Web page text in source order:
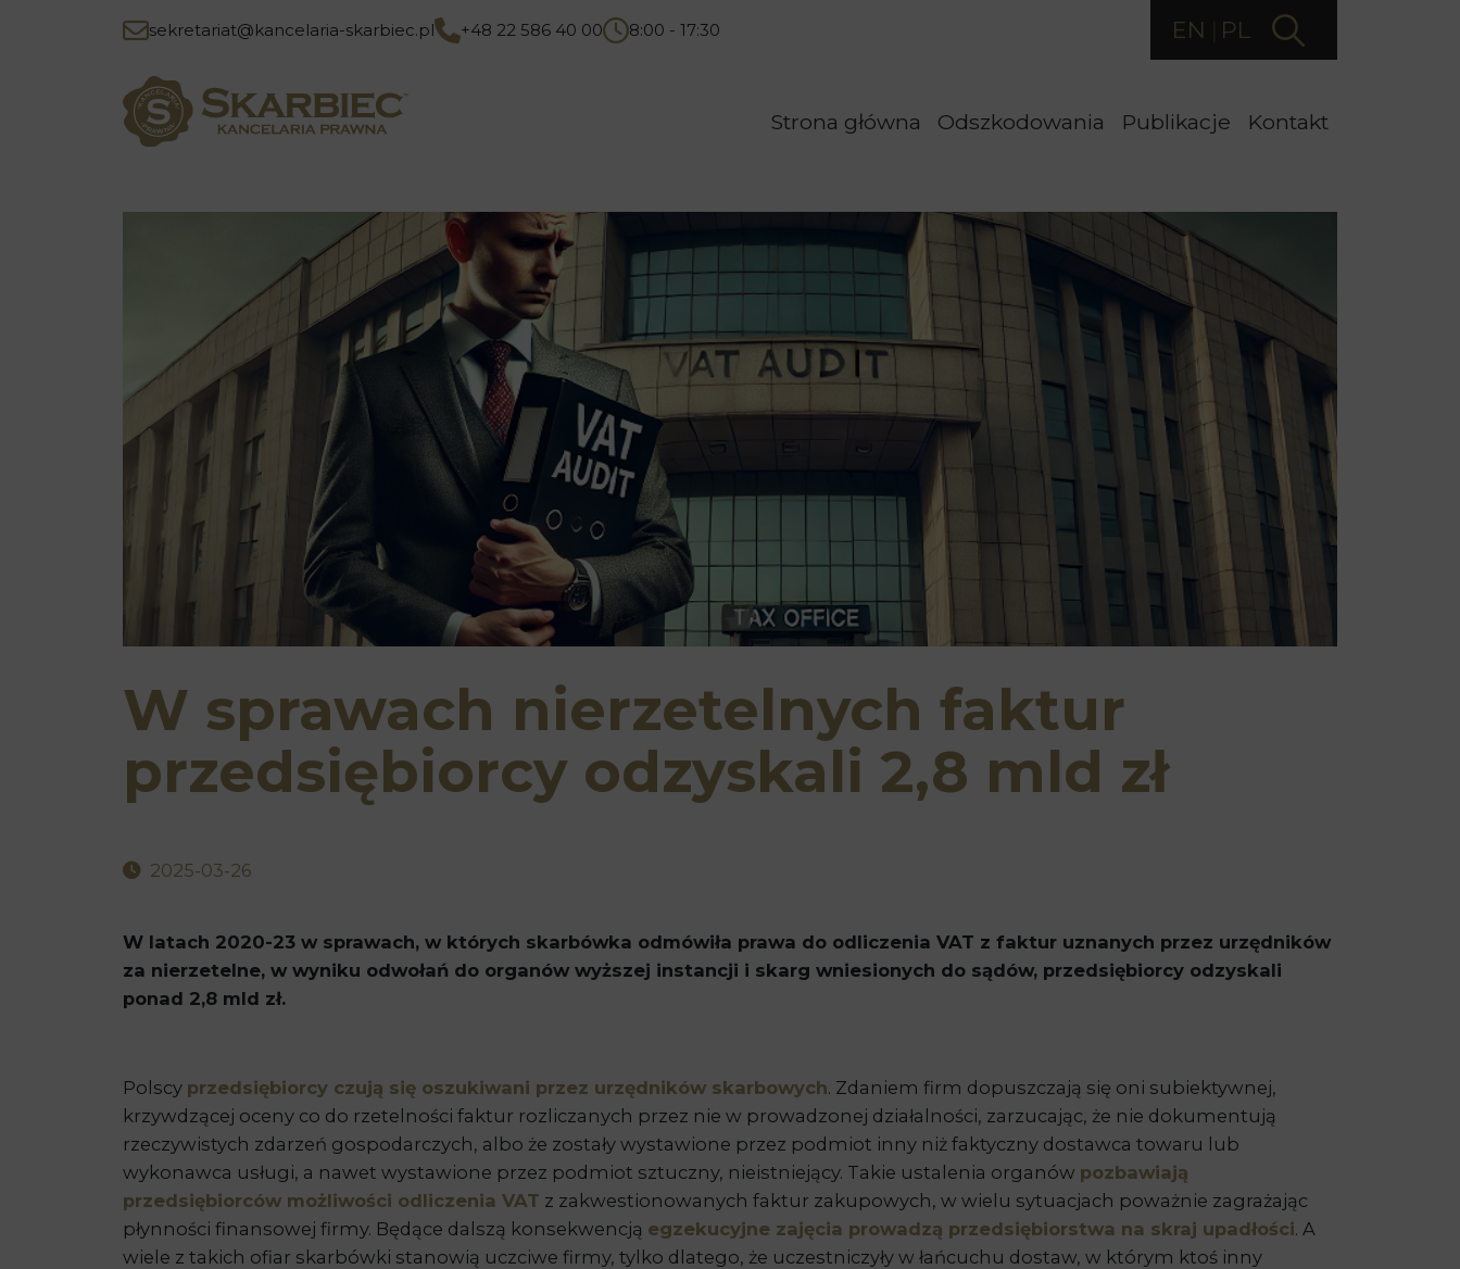
sekretariat@kancelaria-skarbiec.pl +48 22 586 40 00 8:00 - 17:30 EN PL
Strona główna Odszkodowania Publikacje Kontakt
W sprawach nierzetelnych faktur
przedsiębiorcy odzyskali 2,8 mld zł
2025-03-26
W latach 2020-23 w sprawach, w których skarbówka odmówiła prawa do odliczenia VAT z faktur uznanych przez urzędników
za nierzetelne, w wyniku odwołań do organów wyższej instancji i skarg wniesionych do sądów, przedsiębiorcy odzyskali
ponad 2,8 mld zł.
Polscy przedsiębiorcy czują się oszukiwani przez urzędników skarbowych. Zdaniem firm dopuszczają się oni subiektywnej,
krzywdzącej oceny co do rzetelności faktur rozliczanych przez nie w prowadzonej działalności, zarzucając, że nie dokumentują
rzeczywistych zdarzeń gospodarczych, albo że zostały wystawione przez podmiot inny niż faktyczny dostawca towaru lub
wykonawca usługi, a nawet wystawione przez podmiot sztuczny, nieistniejący. Takie ustalenia organów pozbawiają
przedsiębiorców możliwości odliczenia VAT z zakwestionowanych faktur zakupowych, w wielu sytuacjach poważnie zagrażając
płynności finansowej firmy. Będące dalszą konsekwencją egzekucyjne zajęcia prowadzą przedsiębiorstwa na skraj upadłości. A
wiele z takich ofiar skarbówki stanowią uczciwe firmy, tylko dlatego, że uczestniczyły w łańcuchu dostaw, w którym ktoś inny